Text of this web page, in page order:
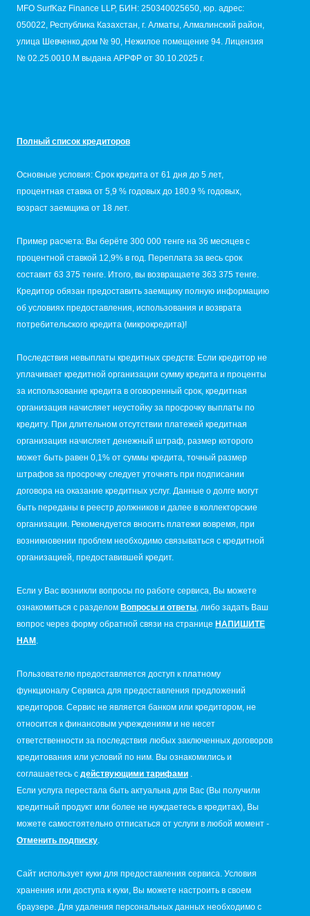
MFO SurfKaz Finance LLP, БИН: 250340025650, юр. адрес:
050022, Республика Казахстан, г. Алматы, Алмалинский район,
улица Шевченко,дом № 90, Нежилое помещение 94. Лицензия
№ 02.25.0010.M выдана АРРФР от 30.10.2025 г.
Полный список кредиторов
Основные условия: Срок кредита от 61 дня до 5 лет,
процентная ставка от 5,9 % годовых до 180.9 % годовых,
возраст заемщика от 18 лет.
Пример расчета: Вы берёте 300 000 тенге на 36 месяцев с
процентной ставкой 12,9% в год. Переплата за весь срок
составит 63 375 тенге. Итого, вы возвращаете 363 375 тенге.
Кредитор обязан предоставить заемщику полную информацию
об условиях предоставления, использования и возврата
потребительского кредита (микрокредита)!
Последствия невыплаты кредитных средств: Если кредитор не
уплачивает кредитной организации сумму кредита и проценты
за использование кредита в оговоренный срок, кредитная
организация начисляет неустойку за просрочку выплаты по
кредиту. При длительном отсутствии платежей кредитная
организация начисляет денежный штраф, размер которого
может быть равен 0,1% от суммы кредита, точный размер
штрафов за просрочку следует уточнять при подписании
договора на оказание кредитных услуг. Данные о долге могут
быть переданы в реестр должников и далее в коллекторские
организации. Рекомендуется вносить платежи вовремя, при
возникновении проблем необходимо связываться с кредитной
организацией, предоставившей кредит.
Если у Вас возникли вопросы по работе сервиса, Вы можете
ознакомиться с разделом Вопросы и ответы , либо задать Ваш
вопрос через форму обратной связи на странице НАПИШИТЕ
НАМ
Пользователю предоставляется доступ к платному
функционалу Сервиса для предоставления предложений
кредиторов. Сервис не является банком или кредитором, не
относится к финансовым учреждениям и не несет
ответственности за последствия любых заключенных договоров
кредитования или условий по ним. Вы ознакомились и
соглашаетесь с действующими тарифами
Если услуга перестала быть актуальна для Вас (Вы получили
кредитный продукт или более не нуждаетесь в кредитах), Вы
можете самостоятельно отписаться от услуги в любой момент -
Отменить подписку
Сайт использует куки для предоставления сервиса. Условия
хранения или доступа к куки, Вы можете настроить в своем
браузере. Для удаления персональных данных необходимо с